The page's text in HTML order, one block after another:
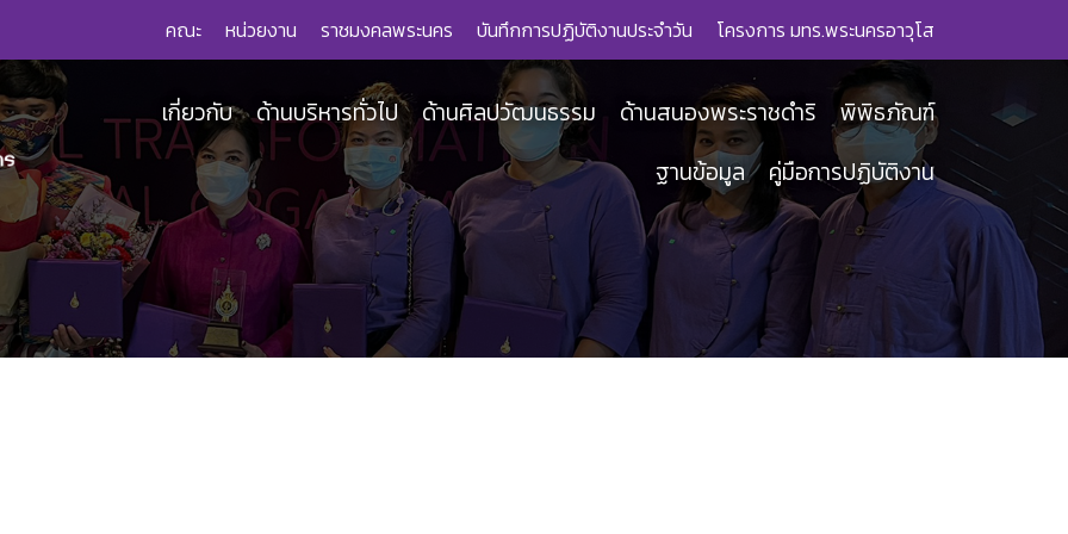
คณะ หน่วยงาน ราชมงคลพระนคร บันทึกการปฏิบัติงานประจำวัน โครงการ มทร.พระนครอาวุโส
เกี่ยวกับ ด้านบริหารทั่วไป ด้านศิลปวัฒนธรรม ด้านสนองพระราชดำริ
พิพิธภัณฑ์
ฐานข้อมูล
คู่มือการปฏิบัติงาน